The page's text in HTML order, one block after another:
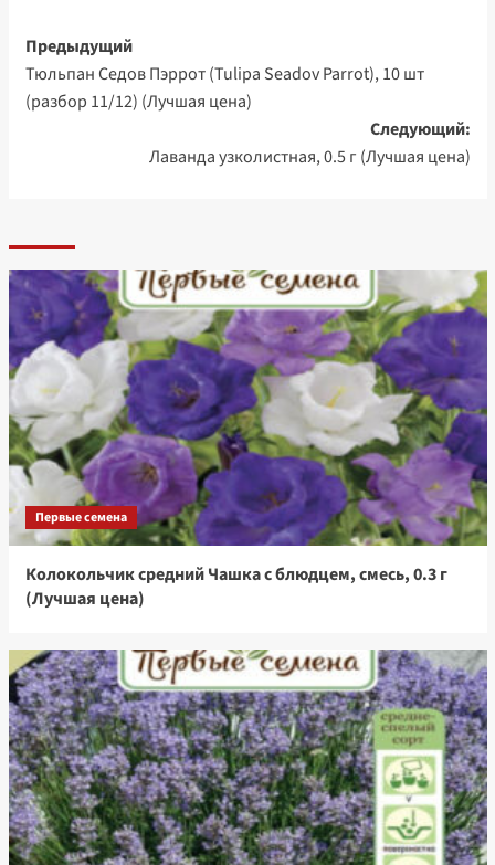
Навигация
записи
Предыдущий
Тюльпан Седов Пэррот (Tulipa Seadov Parrot), 10 шт
(разбор 11/12) (Лучшая цена)
Следующий:
Лаванда узколистная, 0.5 г (Лучшая цена)
Первые семена
Колокольчик средний Чашка с блюдцем, смесь, 0.3 г
(Лучшая цена)